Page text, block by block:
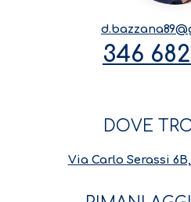
346
DOVE
Via Carlo Serassi